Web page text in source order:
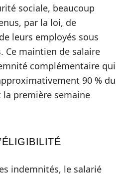
sociale, beaucoup
par la loi, de
leurs employés sous
Ce maintien de salaire
complémentaire qui
90 % du
première semaine
indemnités, le salarié